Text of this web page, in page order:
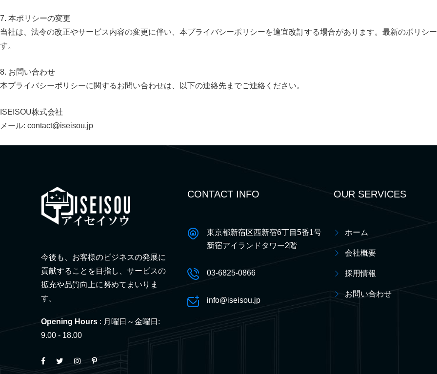
7. 本ポリシーの変更
当社は、法令の改正やサービス内容の変更に伴い、本プライバシーポリシーを適宜改訂する場合があります。最新のポリシ
す。
8. お問い合わせ
本プライバシーポリシーに関するお問い合わせは、以下の連絡先までご連絡ください。
ISEISOU株式会社
メール: contact@iseisou.jp
今後も、お客様のビジネスの発展に
貢献することを目指し、サービスの
拡充や品質向上に努めてまいりま
す。
Opening Hours : 月曜日～金曜日:
9.00 - 18.00
CONTACT INFO
東京都新宿区西新宿6丁目5番1号
新宿アイランドタワー2階
03-6825-0866
info@iseisou.jp
OUR SERVICES
ホーム
会社概要
採用情報
お問い合わせ